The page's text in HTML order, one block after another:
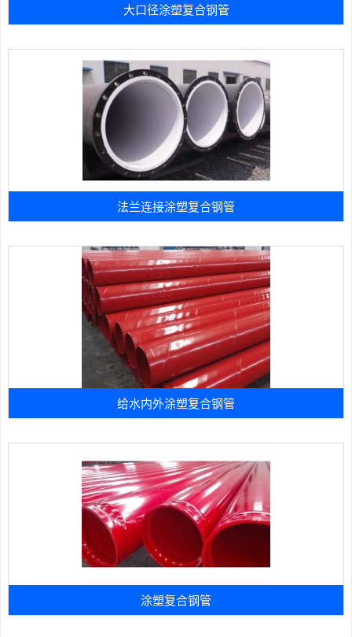
大口径涂塑复合钢管
法兰连接涂塑复合钢管
给水内外涂塑复合钢管
涂塑复合钢管